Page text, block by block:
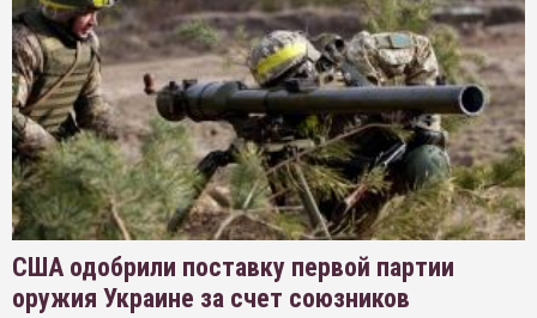
США одобрили поставку первой партии
оружия Украине за счет союзников